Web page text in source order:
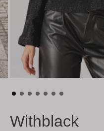
Withblack